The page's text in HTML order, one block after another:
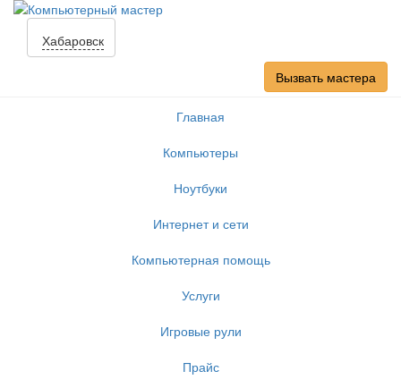
Хабаровск
Вызвать мастера
Главная
Компьютеры
Ноутбуки
Интернет и сети
Компьютерная помощь
Услуги
Игровые рули
Прайс